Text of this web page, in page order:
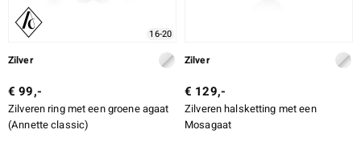
16-20
Zilver
€ 99,-
Zilveren ring met een groene agaat
(Annette classic)
Zilver
€ 129,-
Zilveren halsketting met een
Mosagaat